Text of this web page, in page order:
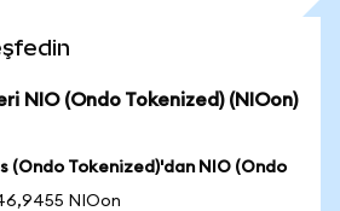
NIO (Ondo Tokenized) (NIOon)
(Ondo Tokenized)'dan NIO (Ondo
NIOon